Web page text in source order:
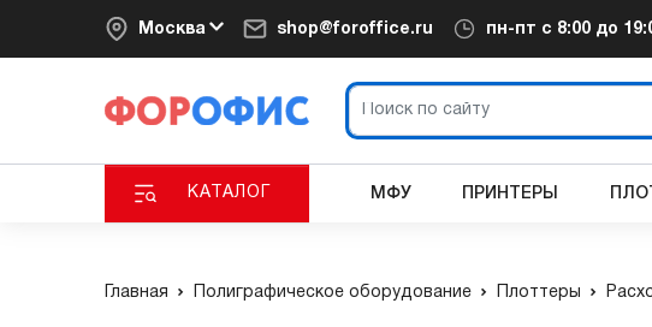
Москва shop@foroffice.ru пн-пт с 8:00 до
КАТАЛОГ МФУ ПРИНТЕРЫ
Главная Полиграфическое оборудование Плоттеры